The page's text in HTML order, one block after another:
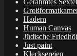
Hadern
Human Canvas
Jüdische
Just paint
Klecksereien